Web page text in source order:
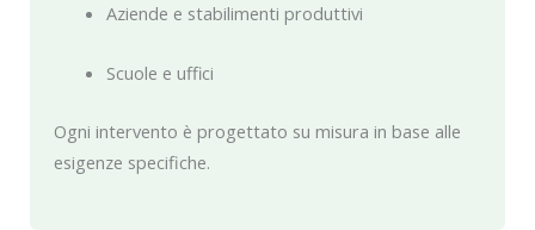
Aziende e stabilimenti produttivi
Scuole e uffici
Ogni intervento è progettato su misura in base alle
esigenze specifiche.